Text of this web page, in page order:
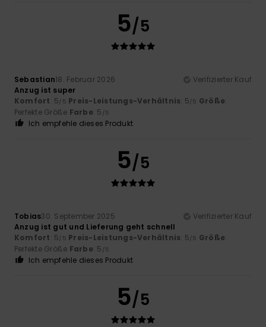
5/5
Sebastian18. Februar 2026
Verifizierter Kauf
Anzug ist super
Komfort: 5/5 Preis-Leistungs-Verhältnis: 5/5 Größe:
Perfekte Größe Farbe: 5 /5
Ich empfehle dieses Produkt
5/5
Tobias30. September 2025
Verifizierter Kauf
Anzug ist gut und Lieferung geht schnell
Komfort: 5/5 Preis-Leistungs-Verhältnis: 5/5 Größe:
Perfekte Größe Farbe: 5 /5
Ich empfehle dieses Produkt
5/5